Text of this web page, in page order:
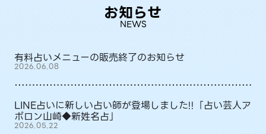
お知らせ
NEWS
有料占いメニューの販売終了のお知らせ
2026.06.08
LINE占いに新しい占い師が登場しました!!「占い芸人ア
ポロン山崎◆新姓名占」
2026.05.22